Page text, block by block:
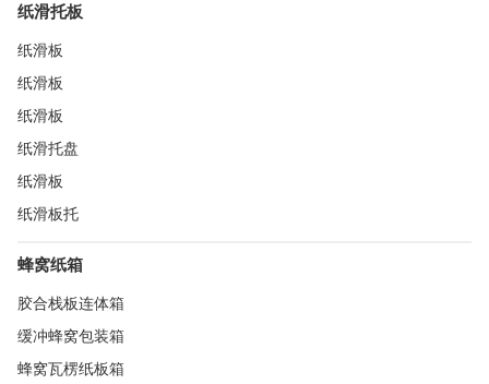
纸滑托板
纸滑板
纸滑板
纸滑板
纸滑托盘
纸滑板
纸滑板托
蜂窝纸箱
胶合栈板连体箱
缓冲蜂窝包装箱
蜂窝瓦楞纸板箱